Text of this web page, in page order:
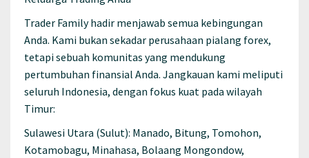
Trader Family hadir menjawab semua kebingungan
Anda. Kami bukan sekadar perusahaan pialang forex,
tetapi sebuah komunitas yang mendukung
pertumbuhan finansial Anda. Jangkauan kami meliputi
seluruh Indonesia, dengan fokus kuat pada wilayah
Timur:
Sulawesi Utara (Sulut): Manado, Bitung, Tomohon,
Kotamobagu, Minahasa, Bolaang Mongondow,